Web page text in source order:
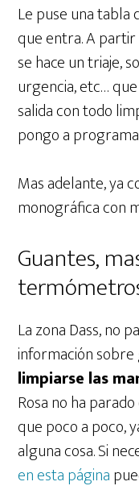
Le puse una tabla
que entra. A
se hace un triaje,
urgencia, etc…
salida con todo
pongo a
Mas adelante, ya
monográfica con
Guantes,
La zona Dass, no
información sobre
limpiarse las
Rosa no ha
que poco a poco,
alguna cosa. Si
en esta página